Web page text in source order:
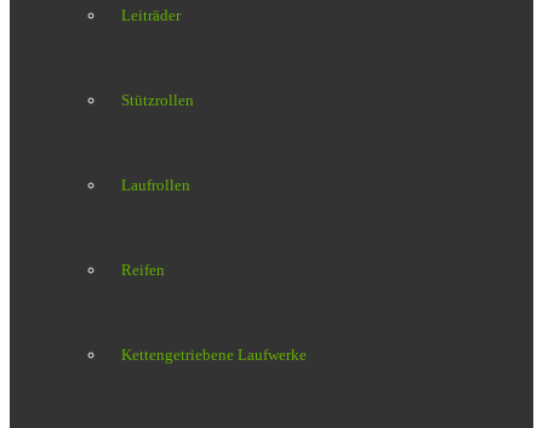
Leiträder
Stützrollen
Laufrollen
Reifen
Kettengetriebene Laufwerke